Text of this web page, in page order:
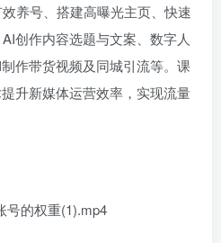
养号、搭建高曝光主页、快速
创作内容选题与文案、数字人
作带货视频及同城引流等。课
升新媒体运营效率，实现流量
号的权重(1).mp4